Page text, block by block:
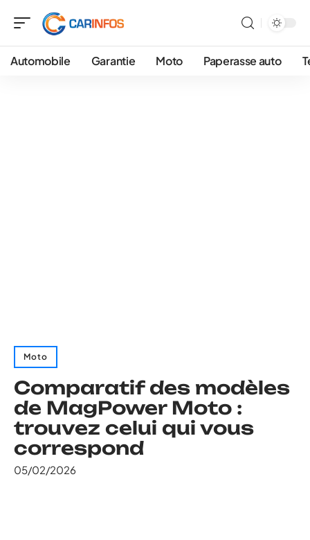
Automobile Garantie Moto Paperasse auto
Moto
Comparatif des modèles
de MagPower Moto :
trouvez celui qui vous
correspond
05/02/2026